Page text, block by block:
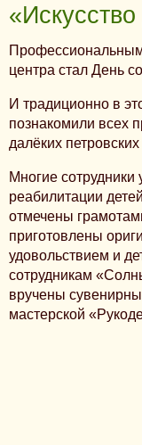
Профессиональным
центра стал День
И традиционно в
познакомили всех
далёких
Многие
реабилитации
отмечены
приготовлены
удовольствием и
сотрудникам
вручены
мастерской